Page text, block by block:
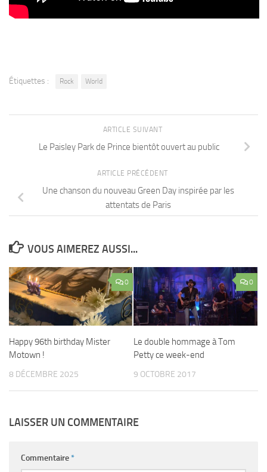
Étiquettes : Rock World
ARTICLE SUIVANT
Le Paisley Park de Prince bientôt ouvert au public
ARTICLE PRÉCÉDENT
Une chanson du nouveau Green Day inspirée par les
attentats de Paris
VOUS AIMEREZ AUSSI...
0
Happy 96th birthday Mister
Motown !
8 DÉCEMBRE 2025
0
Le double hommage à Tom
Petty ce week-end
9 OCTOBRE 2017
LAISSER UN COMMENTAIRE
Commentaire*